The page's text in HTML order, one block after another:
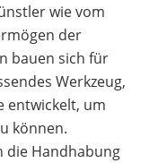
wie vom
der
bauen sich für
Werkzeug,
entwickelt, um
können.
die Handhabung